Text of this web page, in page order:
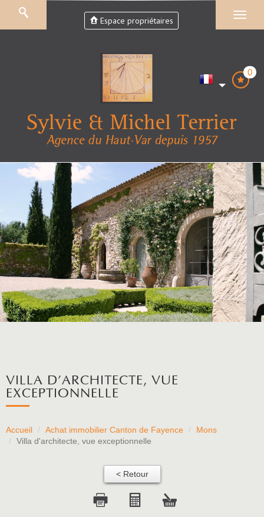
Espace propriétaires
0
VILLA D'ARCHITECTE, VUE
EXCEPTIONNELLE
Accueil Achat immobilier Canton de Fayence
Mons
Villa d'architecte, vue exceptionnelle
< Retour